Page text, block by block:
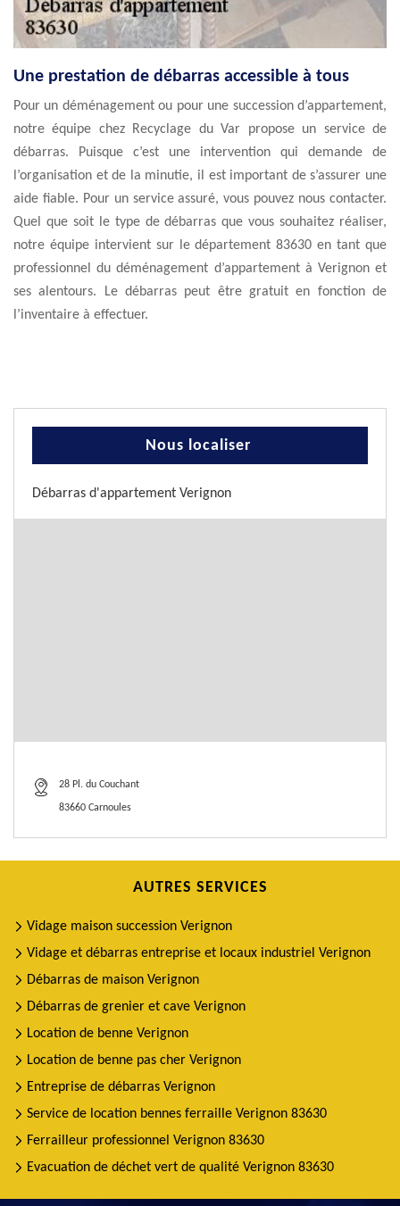
Une prestation de débarras accessible à tous
Pour un déménagement ou pour une succession d’appartement,
notre équipe chez Recyclage du Var propose un service de
débarras. Puisque c’est une intervention qui demande de
l’organisation et de la minutie, il est important de s’assurer une
aide fiable. Pour un service assuré, vous pouvez nous contacter.
Quel que soit le type de débarras que vous souhaitez réaliser,
notre équipe intervient sur le département 83630 en tant que
professionnel du déménagement d’appartement à Verignon et
ses alentours. Le débarras peut être gratuit en fonction de
l’inventaire à effectuer.
Nous localiser
Débarras d'appartement Verignon
28 Pl. du Couchant
83660 Carnoules
AUTRES SERVICES
Vidage maison succession Verignon
Vidage et débarras entreprise et locaux industriel Verignon
Débarras de maison Verignon
Débarras de grenier et cave Verignon
Location de benne Verignon
Location de benne pas cher Verignon
Entreprise de débarras Verignon
Service de location bennes ferraille Verignon 83630
Ferrailleur professionnel Verignon 83630
Evacuation de déchet vert de qualité Verignon 83630